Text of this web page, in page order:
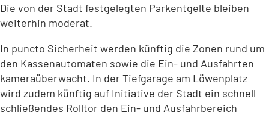
Die von der Stadt festgelegten Parkentgelte bleiben
weiterhin moderat.
In puncto Sicherheit werden künftig die Zonen rund um
den Kassenautomaten sowie die Ein- und Ausfahrten
kameraüberwacht. In der Tiefgarage am Löwenplatz
wird zudem künftig auf Initiative der Stadt ein schnell
schließendes Rolltor den Ein- und Ausfahrbereich